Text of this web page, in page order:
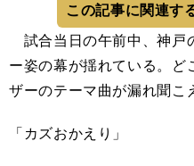
この記事に関連す
試合当日の午前中、神戸
ー姿の幕が揺れている。ど
ザーのテーマ曲が漏れ聞こ
「カズおかえり」